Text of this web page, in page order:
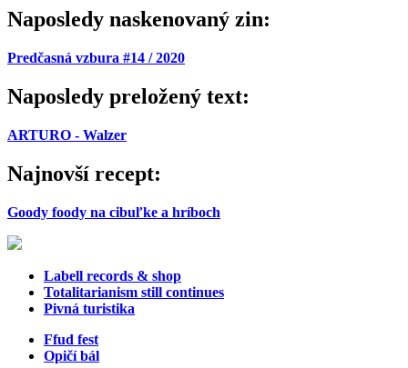
Naposledy naskenovaný zin:
Predčasná vzbura #14 / 2020
Naposledy preložený text:
ARTURO - Walzer
Najnovší recept:
Goody foody na cibuľke a hríboch
Labell records & shop
Totalitarianism still continues
Pivná turistika
Ffud fest
Opičí bál